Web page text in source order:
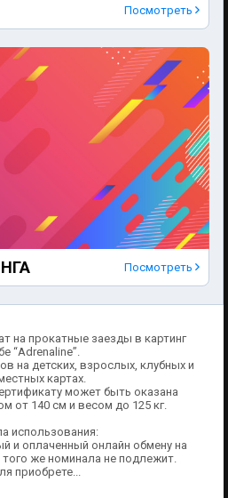
Посмотреть
Посмотреть
на прокатные заезды в картинг
“Adrenaline”.
на детских, взрослых, клубных и
картах.
может быть оказана
от 140 см и весом до 125 кг.
использования:
и оплаченный онлайн обмену на
того же номинала не подлежит.
приобрете...